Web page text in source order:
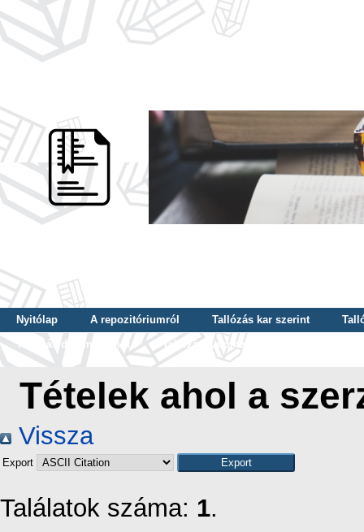
Nyitólap A repozitóriumról Tallózás kar szerint
Tallózás dátum szerint
Tallózás tudományterület szerint
Tételek ahol a
Vissza
Export
Találatok száma: 1.